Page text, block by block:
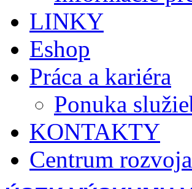
LINKY
Eshop
Práca a kariéra
Ponuka
KONTAKTY
Centrum